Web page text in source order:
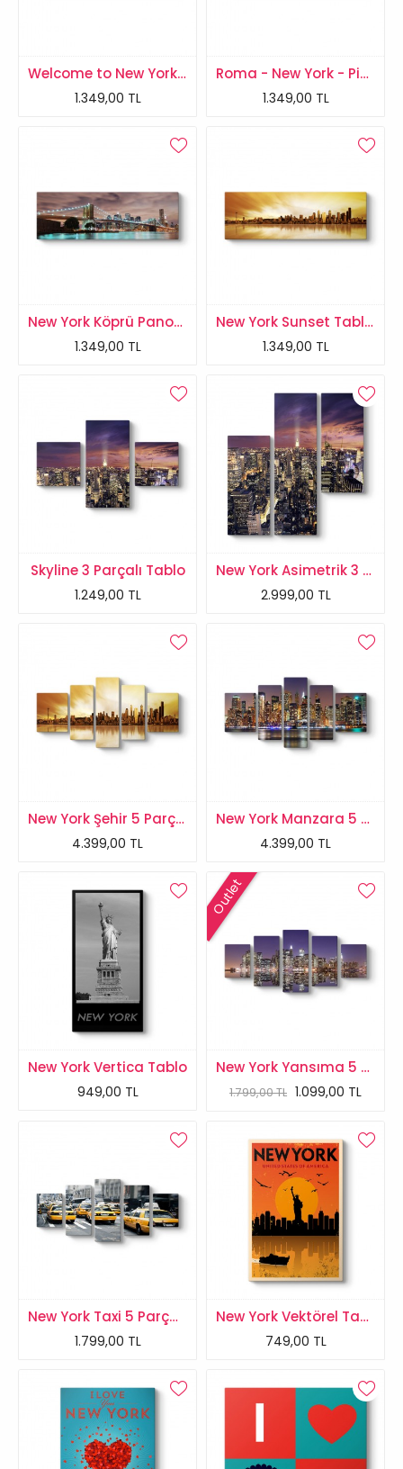
Welcome to New York Panorama Tablo
1.349,00 TL
Roma - New York - Pisa Tablosu
1.349,00 TL
New York Köprü Panorama Tablo
1.349,00 TL
New York Sunset Tablosu
1.349,00 TL
Skyline 3 Parçalı Tablo
1.249,00 TL
New York Asimetrik 3 Parçalı Tablo
2.999,00 TL
New York Şehir 5 Parçalı Tablo
4.399,00 TL
New York Manzara 5 Parçalı Tablo
4.399,00 TL
New York Vertica Tablo
949,00 TL
Outlet
New York Yansıma 5 Parçalı Tablo
1.799,00 TL 1.099,00 TL
New York Taxi 5 Parçalı Tablo
1.799,00 TL
New York Vektörel Tablosu
749,00 TL